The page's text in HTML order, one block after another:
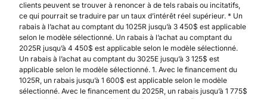
clients peuvent se trouver à renoncer à de tels rabais ou incitatifs,
ce qui pourrait se traduire par un taux d’intérêt réel supérieur. * Un
rabais à l’achat au comptant du 1025R jusqu’à 3 450$ est applicable
selon le modèle sélectionné. Un rabais à l’achat au comptant du
2025R jusqu’à 4 450$ est applicable selon le modèle sélectionné.
Un rabais à l’achat au comptant du 3025E jusqu’à 3 125$ est
applicable selon le modèle sélectionné. 1. Avec le financement du
1025R, un rabais jusqu’à 1 600$ est applicable selon le modèle
sélectionné. Avec le financement du 2025R, un rabais jusqu’à 1 775$